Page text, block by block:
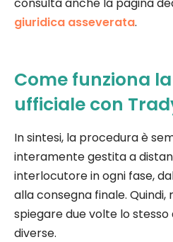
giuridica asseverata.
Come funziona
ufficiale con
In sintesi, la procedura è
interamente gestita a
interlocutore in ogni fase,
alla consegna finale. Quindi,
spiegare due volte lo
diverse.